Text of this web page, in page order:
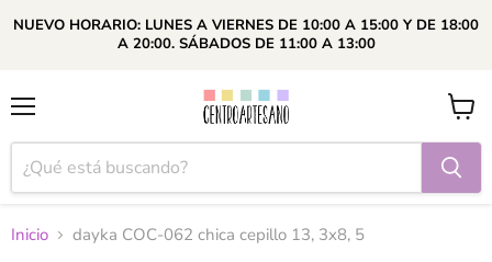
NUEVO HORARIO: LUNES A VIERNES DE 10:00 A 15:00 Y DE 18:00
A 20:00. SÁBADOS DE 11:00 A 13:00
Ver
carrito
Inicio dayka COC-062 chica cepillo 13, 3x8, 5